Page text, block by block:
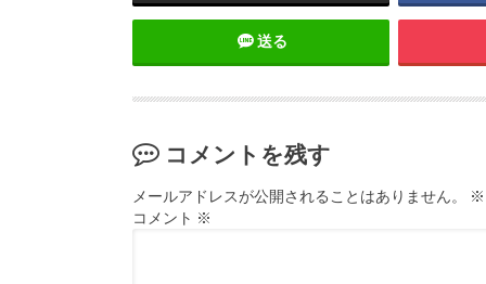
送る
コメントを残す
メールアドレスが公開されることはありません。 ※
コメント ※